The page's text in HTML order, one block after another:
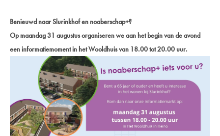
Benieuwd naar Slurinkhof en noaberschap+?
Op maandag 31 augustus organiseren we aan het begin van de avond
een informatiemoment in het Wooldhuis van 18.00 tot 20.00 uur.